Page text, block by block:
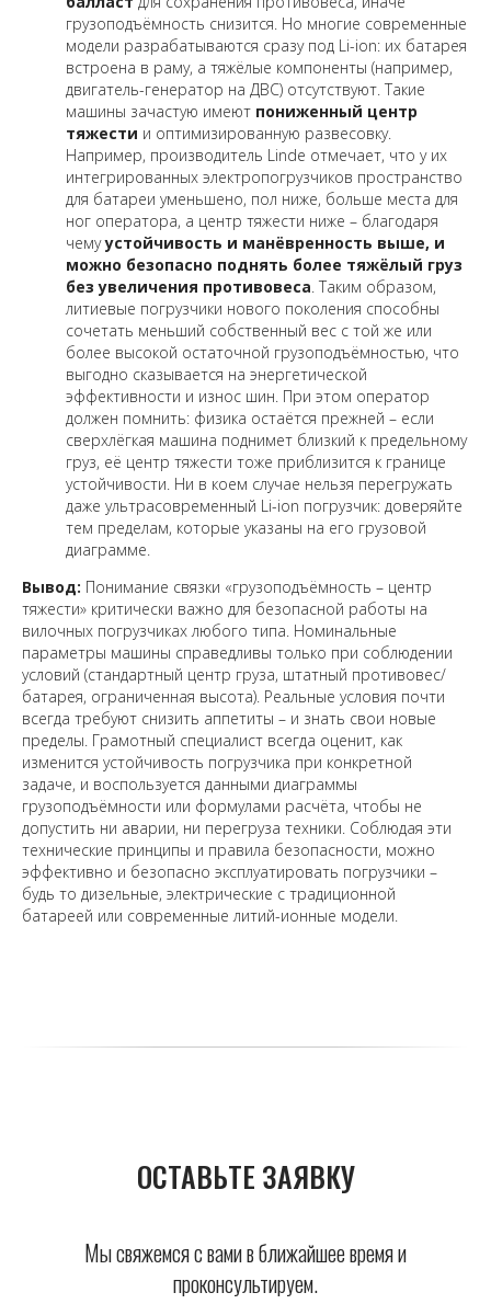
грузоподъёмность снизится. Но многие современные
модели разрабатываются сразу под Li-ion: их батарея
встроена в раму, а тяжёлые компоненты (например,
двигатель-генератор на ДВС) отсутствуют. Такие
машины зачастую имеют пониженный центр
тяжести и оптимизированную развесовку.
Например, производитель Linde отмечает, что у их
интегрированных электропогрузчиков пространство
для батареи уменьшено, пол ниже, больше места для
ног оператора, а центр тяжести ниже – благодаря
чемуустойчивость и манёвренность выше, и
можно безопасно поднять более тяжёлый груз
без увеличения противовеса . Таким образом,
литиевые погрузчики нового поколения способны
сочетать меньший собственный вес с той же или
более высокой остаточной грузоподъёмностью, что
выгодно сказывается на энергетической
эффективности и износ шин. При этом оператор
должен помнить: физика остаётся прежней – если
сверхлёгкая машина поднимет близкий к предельному
груз, её центр тяжести тоже приблизится к границе
устойчивости. Ни в коем случае нельзя перегружать
даже ультрасовременный Li-ion погрузчик: доверяйте
тем пределам, которые указаны на его грузовой
диаграмме.
Вывод: Понимание связки «грузоподъёмность – центр
тяжести» критически важно для безопасной работы на
вилочных погрузчиках любого типа. Номинальные
параметры машины справедливы только при соблюдении
условий (стандартный центр груза, штатный противовес/
батарея, ограниченная высота). Реальные условия почти
всегда требуют снизить аппетиты – и знать свои новые
пределы. Грамотный специалист всегда оценит, как
изменится устойчивость погрузчика при конкретной
задаче, и воспользуется данными диаграммы
грузоподъёмности или формулами расчёта, чтобы не
допустить ни аварии, ни перегруза техники. Соблюдая эти
технические принципы и правила безопасности, можно
эффективно и безопасно эксплуатировать погрузчики –
будь то дизельные, электрические с традиционной
батареей или современные литий-ионные модели.
ОСТАВЬТЕ ЗАЯВКУ
Мы свяжемся с вами в ближайшее время и
проконсультируем.